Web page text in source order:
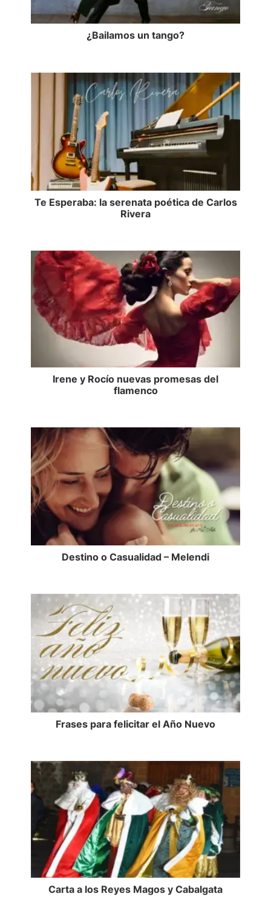
¿Bailamos un tango?
Te Esperaba: la serenata poética de Carlos
Rivera
Irene y Rocío nuevas promesas del
flamenco
Destino o Casualidad – Melendi
Frases para felicitar el Año Nuevo
Carta a los Reyes Magos y Cabalgata